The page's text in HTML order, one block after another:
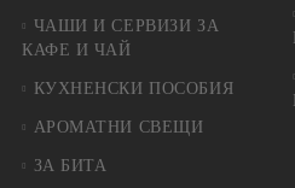
ЧАШИ И СЕРВИЗИ ЗА
КАФЕ И ЧАЙ
КУХНЕНСКИ ПОСОБИЯ
АРОМАТНИ СВЕЩИ
ЗА БИТА